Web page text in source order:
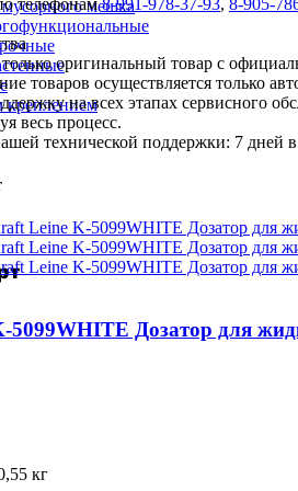
мешка
креплением
оригинальный товар с
товаров осуществляется только
на всех этапах сервисного
весь процесс.
технической поддержки: 7 дней
5099WHITE Дозатор для
кг